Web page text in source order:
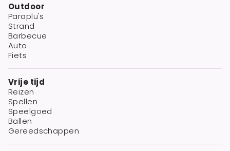
Outdoor
Paraplu's
Strand
Barbecue
Auto
Fiets
Vrije tijd
Reizen
Spellen
Speelgoed
Ballen
Gereedschappen